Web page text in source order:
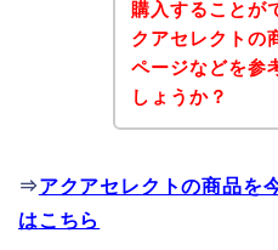
購入することが
クアセレクトの
ページなどを参
しょうか？
⇒アクアセレクトの商品を
はこちら